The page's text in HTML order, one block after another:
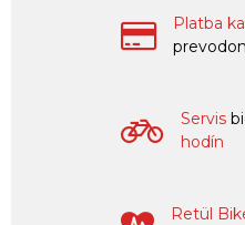
Platba
Servis
hodín
Retül